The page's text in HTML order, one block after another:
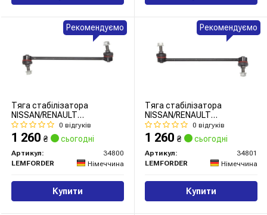
Тяга стабілізатора
NISSAN/RENAULT
Murano/Qashqai/X-
Trail/Koleos "FL "07>>
0 відгуків
1 260 ₴ сьогодні
Артикул:
34800
LEMFORDER
Німеччина
Купити
Рекомендуємо
Тяга стабілізатора
NISSAN/RENAULT
Murano/Qashqai/X-
Trail/Koleos "FR "07>>
0 відгуків
1 260 ₴ сьогодні
Артикул:
34801
LEMFORDER
Німеччина
Купити
Рекомендуємо